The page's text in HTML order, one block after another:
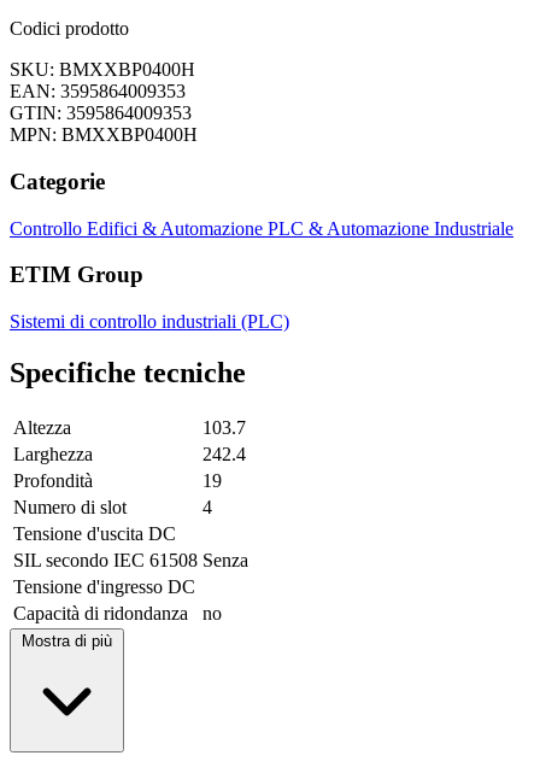
Codici prodotto
SKU: BMXXBP0400H
EAN: 3595864009353
GTIN: 3595864009353
MPN: BMXXBP0400H
Categorie
Controllo Edifici & Automazione PLC & Automazione Industriale
ETIM Group
Sistemi di controllo industriali (PLC)
Specifiche tecniche
Altezza
103.7
Larghezza
242.4
Profondità
19
Numero di slot
4
Tensione d'uscita DC
SIL secondo IEC 61508 Senza
Tensione d'ingresso DC
Capacità di ridondanza
no
Mostra di più